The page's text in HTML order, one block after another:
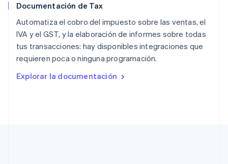
Documentación de Tax
Automatiza el cobro del impuesto sobre las ventas, el
IVA y el GST, y la elaboración de informes sobre todas
tus transacciones: hay disponibles integraciones que
requieren poca o ninguna programación.
Explorar la documentación
RAE de Hong Kong, China
English简体中文
Reino Unido
English
República Checa
English
English